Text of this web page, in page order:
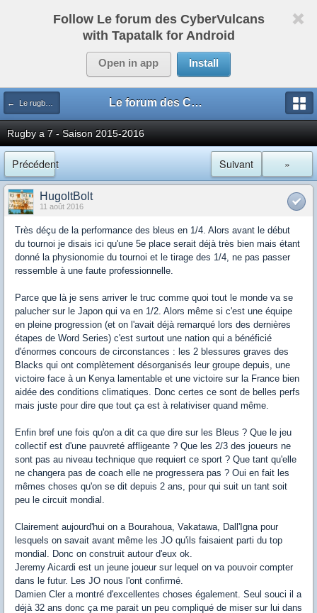
Follow Le forum des CyberVulcans
with Tapatalk for Android
Open in app Install
← Le rugby international Le forum des CyberVulcans
Rugby a 7 - Saison 2015-2016
Précédent »
Suivant
HugoltBolt
11 août 2016
Très déçu de la performance des bleus en 1/4. Alors avant le début
du tournoi je disais ici qu'une 5e place serait déjà très bien mais étant
donné la physionomie du tournoi et le tirage des 1/4, ne pas passer
ressemble à une faute professionnelle.
Parce que là je sens arriver le truc comme quoi tout le monde va se
palucher sur le Japon qui va en 1/2. Alors même si c'est une équipe
en pleine progression (et on l'avait déjà remarqué lors des dernières
étapes de Word Series) c'est surtout une nation qui a bénéficié
d'énormes concours de circonstances : les 2 blessures graves des
Blacks qui ont complètement désorganisés leur groupe depuis, une
victoire face à un Kenya lamentable et une victoire sur la France bien
aidée des conditions climatiques. Donc certes ce sont de belles perfs
mais juste pour dire que tout ça est à relativiser quand même.
Enfin bref une fois qu'on a dit ca que dire sur les Bleus ? Que le jeu
collectif est d'une pauvreté affligeante ? Que les 2/3 des joueurs ne
sont pas au niveau technique que requiert ce sport ? Que tant qu'elle
ne changera pas de coach elle ne progressera pas ? Oui en fait les
mêmes choses qu'on se dit depuis 2 ans, pour qui suit un tant soit
peu le circuit mondial.
Clairement aujourd'hui on a Bourahoua, Vakatawa, Dall'Igna pour
lesquels on savait avant même les JO qu'ils faisaient parti du top
mondial. Donc on construit autour d'eux ok.
Jeremy Aicardi est un jeune joueur sur lequel on va pouvoir compter
dans le futur. Les JO nous l'ont confirmé.
Damien Cler a montré d'excellentes choses également. Seul souci il a
déjà 32 ans donc ça me parait un peu compliqué de miser sur lui dans